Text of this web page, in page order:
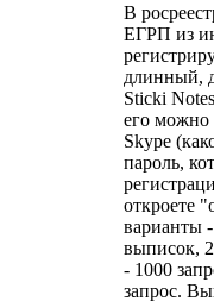
В
ЕГРП из
длинный,
Sticki
его можно
Skype
пароль,
откроете
варианты
выписок,
- 1000
запрос.